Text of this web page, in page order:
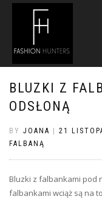
BLUZKI Z
ODSŁONĄ
BY JOANA 21
FALBANĄ
Bluzki z falbankami pod
falbankami wciąż są na